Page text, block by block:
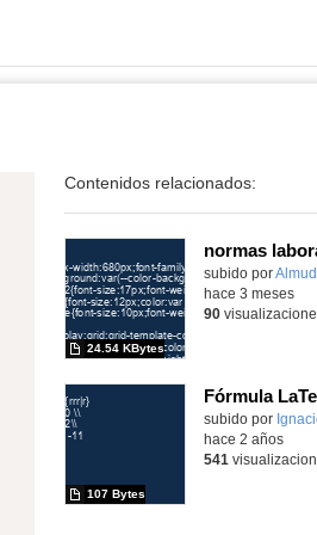
Contenidos relacionados:
normas
Contenido
subido por
24.54 KBytes
hace 3 meses
90
Fórmula
subido por
107 Bytes
hace 2 años
541